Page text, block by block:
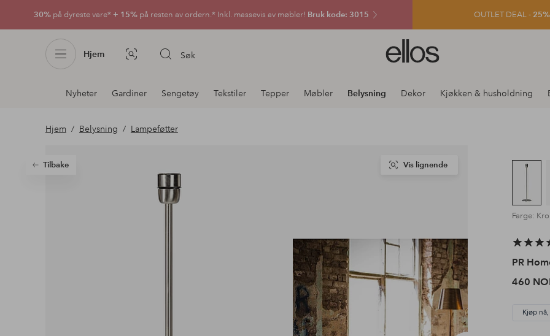
30% på dyreste vare* + 15% på resten av ordern.* Inkl. massevis av møbler! Bruk kode: 3015 OUTLET DEAL -
Hjem Bildesøk Søk
Ellos
logo
gå
Avdelingsnavigering
Nyheter Gardiner Sengetøy Tekstiler Tepper Møbler Belysning Dekor Kjøkken & husholdning
Hjem Belysning Lampeføtter
Tilbake Vis lignende
Farge:
PR
460
Kjøp